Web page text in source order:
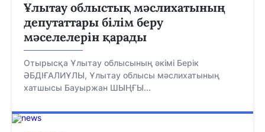
Ұлытау облыстық мәслихатының
депутаттары білім беру
мәселелерін қарады
Отырысқа Ұлытау облысының әкімі Берік
ӘБДІҒАЛИҰЛЫ, Ұлытау облысы мәслихатының
хатшысы Бауыржан ШЫҢҒЫ...